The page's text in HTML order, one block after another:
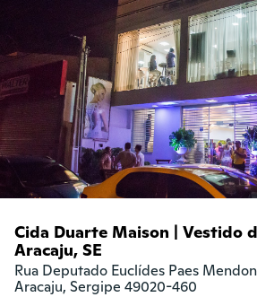
Cida Duarte Maison | Vestido
Aracaju, SE
Rua Deputado Euclídes Paes
Aracaju, Sergipe 49020-460